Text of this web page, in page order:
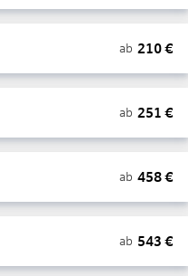
ab 210€
ab 251 €
ab 458€
ab 543 €